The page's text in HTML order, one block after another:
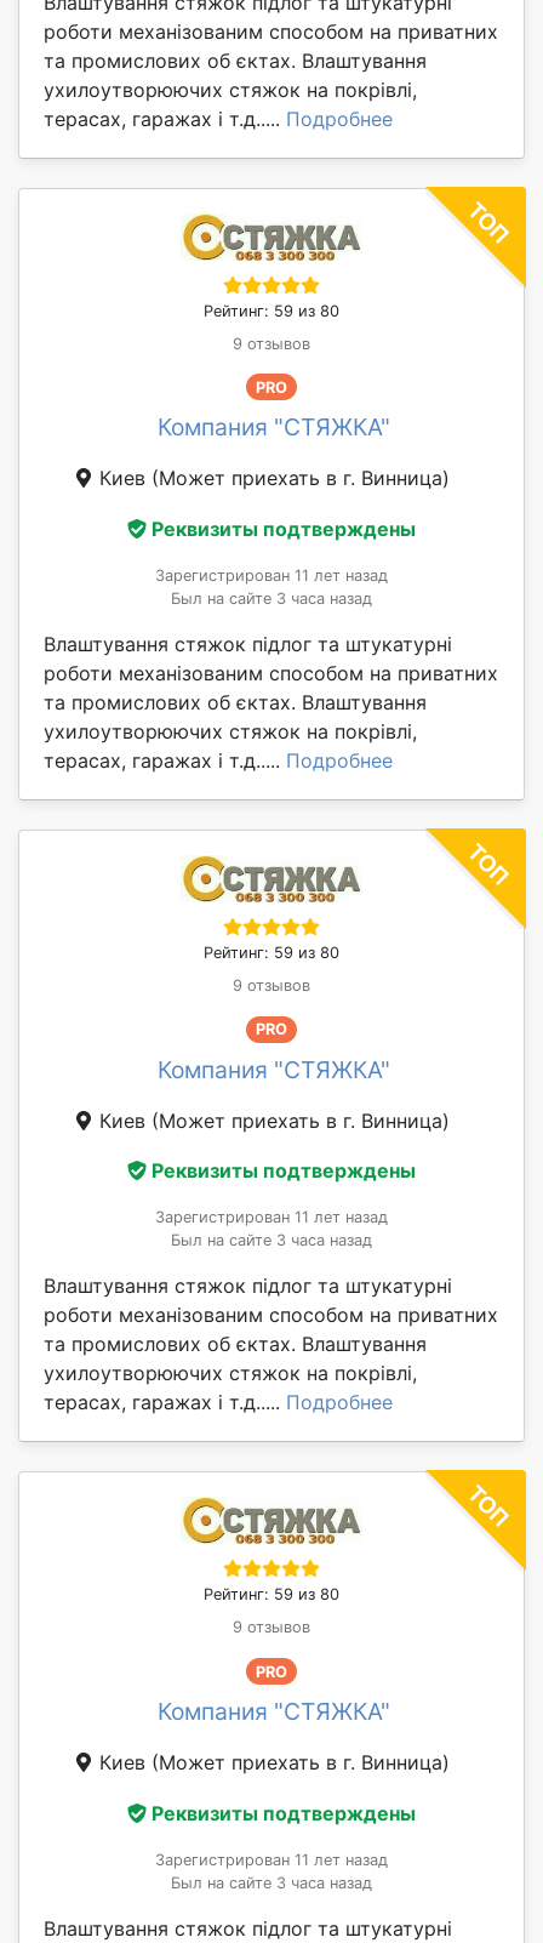
роботи механізованим способом на приватних
та промислових об єктах. Влаштування
ухилоутворюючих стяжок на покрівлі,
терасах, гаражах і т.д..... Подробнее
Рейтинг: 59 из 80
9 отзывов
PRO
Компания "СТЯЖКА"
Киев (Может приехать в г. Винница)
Реквизиты подтверждены
Зарегистрирован 11 лет назад
Был на сайте 3 часа назад
Влаштування стяжок підлог та штукатурні
роботи механізованим способом на приватних
та промислових об єктах. Влаштування
ухилоутворюючих стяжок на покрівлі,
терасах, гаражах і т.д..... Подробнее
Рейтинг: 59 из 80
9 отзывов
PRO
Компания "СТЯЖКА"
Киев (Может приехать в г. Винница)
Реквизиты подтверждены
Зарегистрирован 11 лет назад
Был на сайте 3 часа назад
Влаштування стяжок підлог та штукатурні
роботи механізованим способом на приватних
та промислових об єктах. Влаштування
ухилоутворюючих стяжок на покрівлі,
терасах, гаражах і т.д..... Подробнее
Рейтинг: 59 из 80
9 отзывов
PRO
Компания "СТЯЖКА"
Киев (Может приехать в г. Винница)
Реквизиты подтверждены
Зарегистрирован 11 лет назад
Был на сайте 3 часа назад
Влаштування стяжок підлог та штукатурні